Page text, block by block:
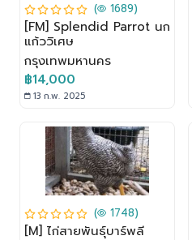
( 1689)
[FM] Splendid Parrot นก
แก้ววิเศษ
กรุงเทพมหานคร
฿14,000
13 ก.พ. 2025
( 1748)
[M] ไก่สายพันธุ์บาร์พลี